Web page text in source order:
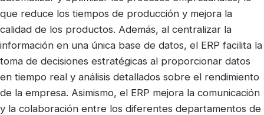
que reduce los tiempos de producción y mejora la
calidad de los productos. Además, al centralizar la
información en una única base de datos, el ERP facilita la
toma de decisiones estratégicas al proporcionar datos
en tiempo real y análisis detallados sobre el rendimiento
de la empresa. Asimismo, el ERP mejora la comunicación
y la colaboración entre los diferentes departamentos de